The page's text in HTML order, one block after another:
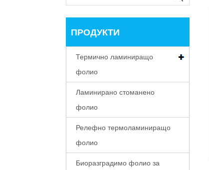
ПРОДУКТИ
Термично ламиниращо
фолио
Ламинирано стоманено
фолио
Релефно термоламиниращо
фолио
Биоразградимо фолио за